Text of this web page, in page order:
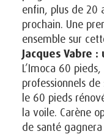
enfin, plus de 20
prochain. Une
ensemble sur
Jacques Vabre
L’Imoca 60
professionnels
le 60 pieds
la voile. Carène
de santé